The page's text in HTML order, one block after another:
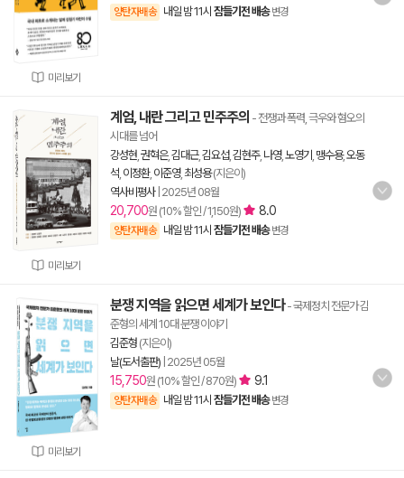
미리보기
양탄자배송 내일 밤 11시 잠들기전 배송 변경
미리보기
계엄, 내란 그리고 민주주의 - 전쟁과 폭력, 극우와 혐오의
시대를 넘어
강성현 권혁은, 김대근, 김요섭, 김현주, 나영, 노영기 맹수용,오동
석 이정환, 이준영, 최성용(지은이)
역사비평사| 2025년 08월
20,700원 (10% 할인 / 1,150원) 8.0
양탄자배송 내일 밤 11시 잠들기전 배송 변경
미리보기
분쟁 지역을 읽으면 세계가 보인다- 국제정치 전문가 김
준형의 세계 10대 분쟁 이야기
김준형 (지은이)
날(도서출판) 2025년 05월
15,750원 (10% 할인 / 870원) 9.1
양탄자배송 내일 밤 11시 잠들기전 배송 변경